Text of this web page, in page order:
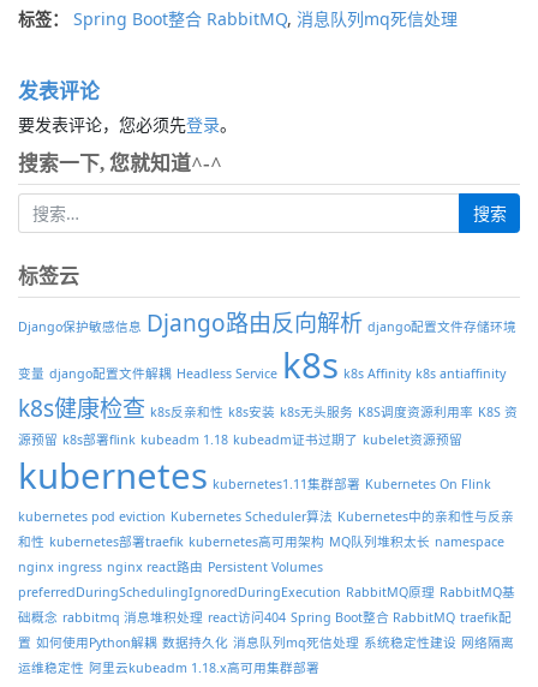
标签： Spring Boot整合 RabbitMQ, 消息队列mq死信处理
发表评论
要发表评论，您必须先登录。
搜索一下, 您就知道^-^
标签云
Django保护敏感信息 Django路由反向解析 django配置文件存储环境
变量 django配置文件解耦 Headless Service k8s k8s Affinity k8s antiaffinity
k8s健康检查 k8s反亲和性 k8s安装 k8s无头服务 K8S调度资源利用率 K8S 资
源预留 k8s部署flink kubeadm 1.18 kubeadm证书过期了 kubelet资源预留
kubernetes kubernetes1.11集群部署 Kubernetes On Flink
kubernetes pod eviction Kubernetes Scheduler算法 Kubernetes中的亲和性与反亲
和性 kubernetes部署traefik kubernetes高可用架构 MQ队列堆积太长 namespace
nginx ingress nginx react路由 Persistent Volumes
preferredDuringSchedulingIgnoredDuringExecution RabbitMQ原理 RabbitMQ基
础概念 rabbitmq 消息堆积处理 react访问404 Spring Boot整合 RabbitMQ traefik配
置 如何使用Python解耦 数据持久化 消息队列mq死信处理 系统稳定性建设 网络隔离
运维稳定性 阿里云kubeadm 1.18.x高可用集群部署